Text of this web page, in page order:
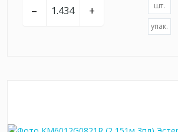
– + шт.
упак.